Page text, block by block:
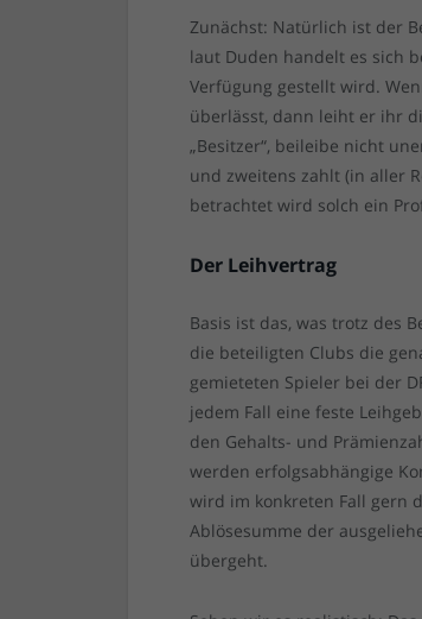
Zunächst: Natürlich ist der
laut Duden handelt es sich
Verfügung gestellt wird.
überlässt, dann leiht er ihr
„Besitzer“, beileibe nicht
und zweitens zahlt (in aller
betrachtet wird solch ein
Der Leihvertrag
Basis ist das, was trotz des
die beteiligten Clubs die
gemieteten Spieler bei der
jedem Fall eine feste
den Gehalts- und
werden erfolgsabhängige
wird im konkreten Fall gern
Ablösesumme der
übergeht.